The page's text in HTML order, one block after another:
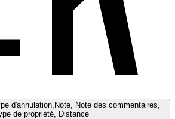
d'annulation,Note, Note des commentaires,
de propriété, Distance